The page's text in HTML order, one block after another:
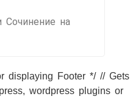
Сочинение на
displaying Footer */ // Gets
wordpress plugins or